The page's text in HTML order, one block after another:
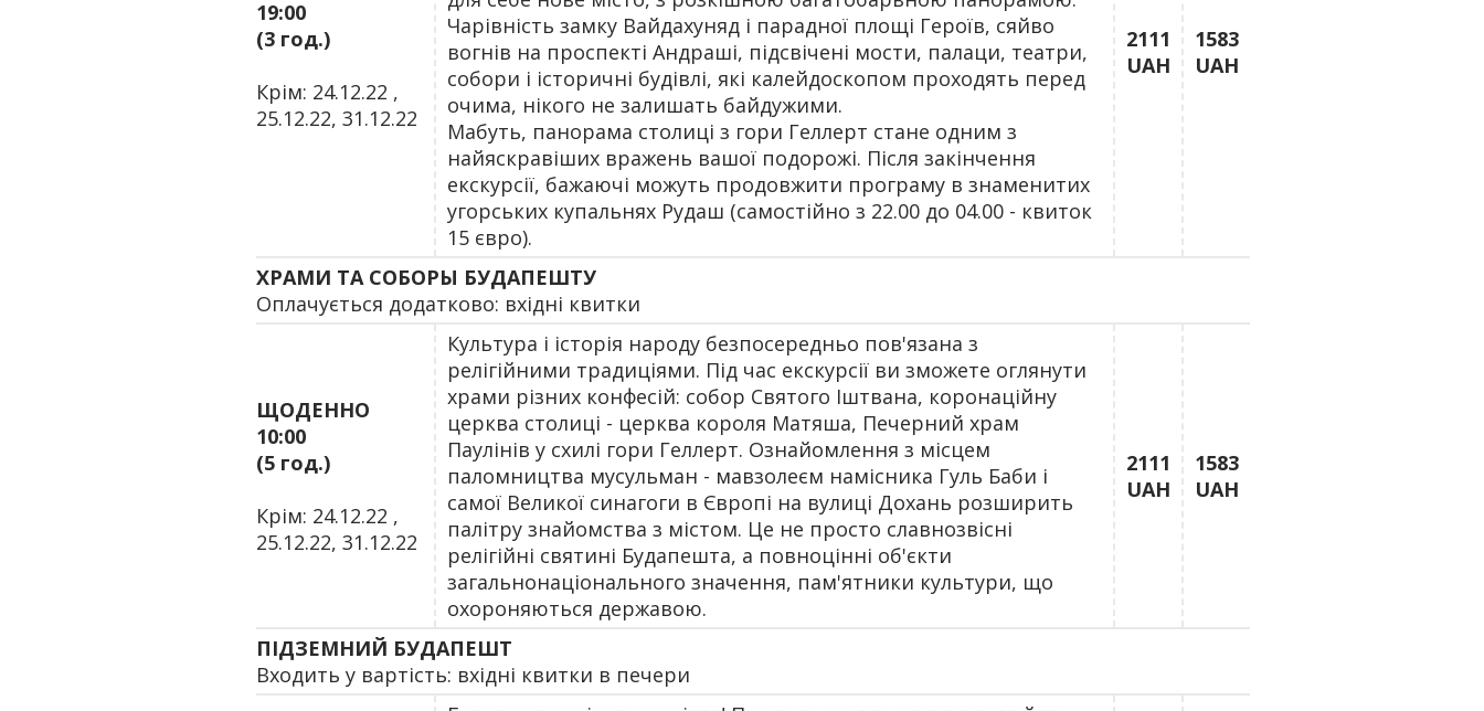
19:00
(3 год.)
Крім: 24.12.22 ,
25.12.22, 31.12.22
Чарівність замку Вайдахуняд і парадної площі Героїв, сяйво
вогнів на проспекті Андраші, підсвічені мости, палаци, театри,
собори і історичні будівлі, які калейдоскопом проходять перед
очима, нікого не залишать байдужими.
Мабуть, панорама столиці з гори Геллерт стане одним з
найяскравіших вражень вашої подорожі. Після закінчення
екскурсії, бажаючі можуть продовжити програму в знаменитих
угорських купальнях Рудаш (самостійно з 22.00 до 04.00 - квиток
15 євро).
2111
UAH
1583
UAH
ХРАМИ ТА СОБОРЫ БУДАПЕШТУ
Оплачується додатково: вхідні квитки
ЩОДЕННО
10:00
(5 год.)
Крім: 24.12.22 ,
25.12.22, 31.12.22
Культура і історія народу безпосередньо пов'язана з
релігійними традиціями. Під час екскурсії ви зможете оглянути
храми різних конфесій: собор Святого Іштвана, коронаційну
церква столиці - церква короля Матяша, Печерний храм
Паулінів у схилі гори Геллерт. Ознайомлення з місцем
паломництва мусульман - мавзолеєм намісника Гуль Баби і
самої Великої синагоги в Європі на вулиці Дохань розширить
палітру знайомства з містом. Це не просто славнозвісні
релігійні святині Будапешта, а повноцінні об'єкти
загальнонаціонального значення, пам'ятники культури, що
охороняються державою.
2111
UAH
1583
UAH
ПІДЗЕМНИЙ БУДАПЕШТ
Входить у вартість: вхідні квитки в печери